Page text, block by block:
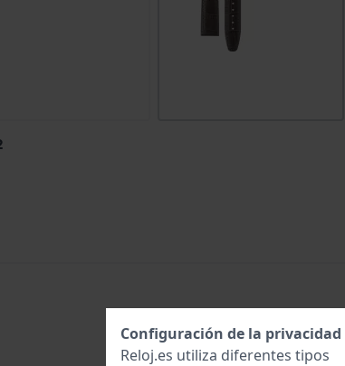
Configuración de la privacidad
Reloj.es utiliza diferentes tipos